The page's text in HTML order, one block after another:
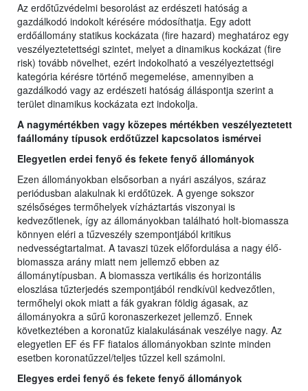
Az erdőtűzvédelmi besorolást az erdészeti hatóság a
gazdálkodó indokolt kérésére módosíthatja. Egy adott
erdőállomány statikus kockázata (fire hazard) meghatároz egy
veszélyeztetettségi szintet, melyet a dinamikus kockázat (fire
risk) tovább növelhet, ezért indokolható a veszélyeztettségi
kategória kérésre történő megemelése, amennyiben a
gazdálkodó vagy az erdészeti hatóság álláspontja szerint a
terület dinamikus kockázata ezt indokolja.
A nagymértékben vagy közepes mértékben veszélyeztetett
faállomány típusok erdőtűzzel kapcsolatos ismérvei
Elegyetlen erdei fenyő és fekete fenyő állományok
Ezen állományokban elsősorban a nyári aszályos, száraz
periódusban alakulnak ki erdőtüzek. A gyenge sokszor
szélsőséges termőhelyek vízháztartás viszonyai is
kedvezőtlenek, így az állományokban található holt-biomassza
könnyen eléri a tűzveszély szempontjából kritikus
nedvességtartalmat. A tavaszi tüzek előfordulása a nagy élő-
biomassza arány miatt nem jellemző ebben az
állománytípusban. A biomassza vertikális és horizontális
eloszlása tűzterjedés szempontjából rendkívül kedvezőtlen,
termőhelyi okok miatt a fák gyakran földig ágasak, az
állományokra a sűrű koronaszerkezet jellemző. Ennek
következtében a koronatűz kialakulásának veszélye nagy. Az
elegyetlen EF és FF fiatalos állományokban szinte minden
esetben koronatűzzel/teljes tűzzel kell számolni.
Elegyes erdei fenyő és fekete fenyő állományok